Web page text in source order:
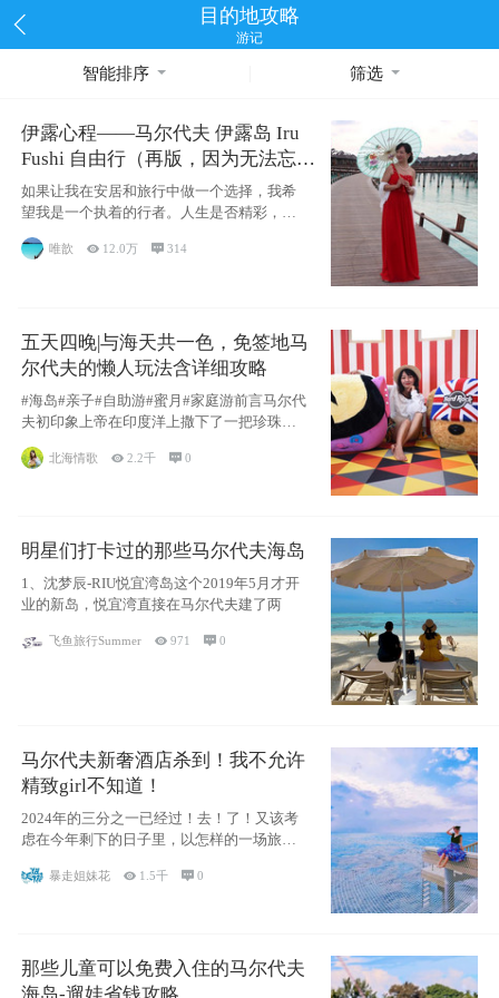
目的地攻略
游记
智能排序 筛选
伊露心程——马尔代夫 伊露岛 Iru
Fushi 自由行（再版，因为无法忘却
的留恋）
如果让我在安居和旅行中做一个选择，我希
望我是一个执着的行者。人生是否精彩，都
源于自己
唯歆  12.0万  314
五天四晚|与海天共一色，免签地马
尔代夫的懒人玩法含详细攻略
#海岛#亲子#自助游#蜜月#家庭游前言马尔代
夫初印象上帝在印度洋上撒下了一把珍珠，
北海情歌 2.2千 0
明星们打卡过的那些马尔代夫海岛
1、沈梦辰-RIU悦宜湾岛这个2019年5月才开
业的新岛，悦宜湾直接在马尔代夫建了两
飞鱼旅行Summer 971 0
马尔代夫新奢酒店杀到！我不允许
精致girl不知道！
2024年的三分之一已经过！去！了！又该考
虑在今年剩下的日子里，以怎样的一场旅行
暴走姐妹花  1.5千 0
那些儿童可以免费入住的马尔代夫